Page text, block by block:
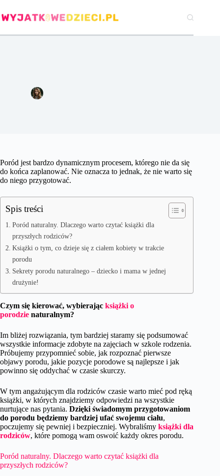
do
treści
Poród jest bardzo dynamicznym procesem, którego nie da się
do końca zaplanować. Nie oznacza to jednak, że nie warto się
do niego przygotować.
Spis treści
Poród naturalny. Dlaczego warto czytać książki dla
przyszłych rodziców?
Książki o tym, co dzieje się z ciałem kobiety w trakcie
porodu
Sekrety porodu naturalnego – dziecko i mama w jednej
drużynie!
Czym się kierować, wybierając książki o
porodzie naturalnym?
Im bliżej rozwiązania, tym bardziej staramy się podsumować
wszystkie informacje zdobyte na zajęciach w szkole rodzenia.
Próbujemy przypomnieć sobie, jak rozpoznać pierwsze
objawy porodu, jakie pozycje porodowe są najlepsze i jak
powinno się oddychać w czasie skurczy.
W tym angażującym dla rodziców czasie warto mieć pod ręką
książki, w których znajdziemy odpowiedzi na wszystkie
nurtujące nas pytania. Dzięki świadomym przygotowaniom
do porodu będziemy bardziej ufać swojemu ciału,
poczujemy się pewniej i bezpieczniej. Wybraliśmy książki dla
rodziców, które pomogą wam oswoić każdy okres porodu.
Poród naturalny. Dlaczego warto czytać książki dla
przyszłych rodziców?